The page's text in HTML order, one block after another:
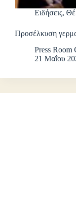
Ειδήσεις,
Προσέλκυση
Press Room
21 Μαΐου